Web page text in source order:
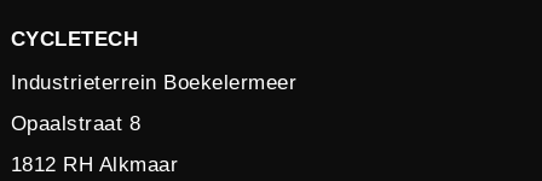
CYCLETECH
Industrieterrein Boekelermeer
Opaalstraat 8
1812 RH Alkmaar